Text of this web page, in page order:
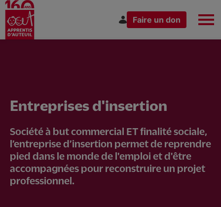
Faire un don
Entreprises d'insertion
Société à but commercial ET finalité sociale,
l’entreprise d’insertion permet de reprendre
pied dans le monde de l'emploi et d'être
accompagnées pour reconstruire un projet
professionnel.